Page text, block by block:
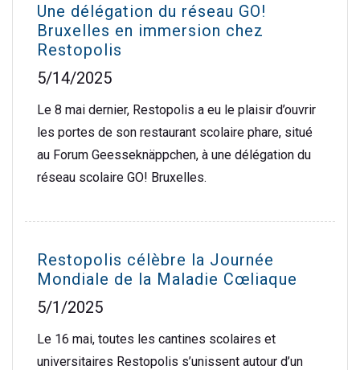
Une délégation du réseau GO!
Bruxelles en immersion chez
Restopolis
5/14/2025
Le 8 mai dernier, Restopolis a eu le plaisir d’ouvrir
les portes de son restaurant scolaire phare, situé
au Forum Geesseknäppchen, à une délégation du
réseau scolaire GO! Bruxelles.
Restopolis célèbre la Journée
Mondiale de la Maladie Cœliaque
5/1/2025
Le 16 mai, toutes les cantines scolaires et
universitaires Restopolis s’unissent autour d’un